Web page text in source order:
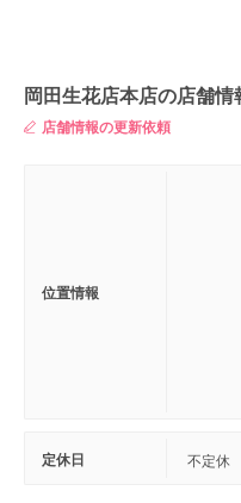
岡田生花店本店の店舗情
店舗情報の更新依頼
位置情報
定休日 不定休